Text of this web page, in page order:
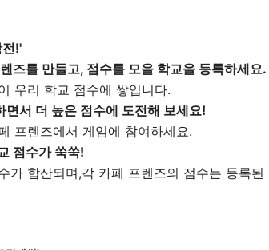
전!'
즈를 만들고, 점수를 모을 학교을 등록하세요.
우리 학교 점수에 쌓입니다.
서 더 높은 점수에 도전해 보세요!
프렌즈에서 게임에 참여하세요.
점수가 쑥쑥!
가 합산되며,각 카페 프렌즈의 점수는 등록된